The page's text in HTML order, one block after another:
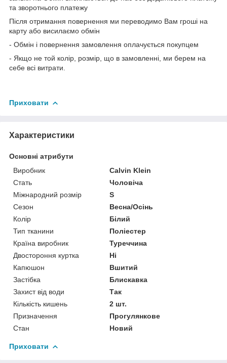
та зворотнього платежу
Після отримання повернення ми переводимо Вам гроші на
карту або висилаємо обмін
- Обмін і повернення замовлення оплачується покупцем
- Якщо не той колір, розмір, що в замовленні, ми берем на
себе всі витрати.
Приховати
Характеристики
Основні атрибути
Виробник
Calvin Klein
Стать
Чоловіча
Міжнародний розмір
S
Сезон
Весна/Осінь
Колір
Білий
Тип тканини
Поліестер
Країна виробник
Туреччина
Двостороння куртка
Ні
Капюшон
Вшитий
Застібка
Блискавка
Захист від води
Так
Кількість кишень
2 шт.
Призначення
Прогулянкове
Стан
Новий
Приховати